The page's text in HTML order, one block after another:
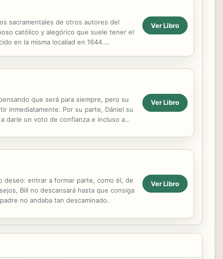
sacramentales de otros autores del
católico y alegórico que suele tener el
en la misma localiad en 1644.
Ver Libro
que será para siempre, pero su
inmediatamente. Por su parte, Dániel su
darle un voto de confianza e incluso a
Ver Libro
deseo: entrar a formar parte, como él, de
Bill no descansará hasta que consiga
no andaba tan descaminado.
Ver Libro